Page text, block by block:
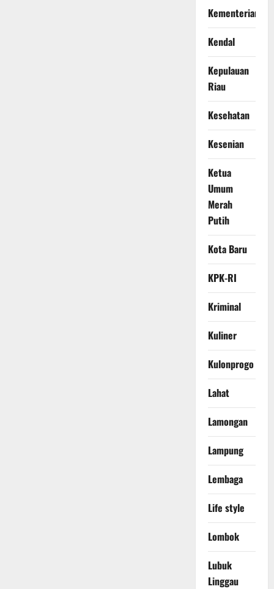
Kementerian
Kendal
Kepulauan
Riau
Kesehatan
Kesenian
Ketua
Umum
Merah
Putih
Kota Baru
KPK-RI
Kriminal
Kuliner
Kulonprogo
Lahat
Lamongan
Lampung
Lembaga
Life style
Lombok
Lubuk
Linggau